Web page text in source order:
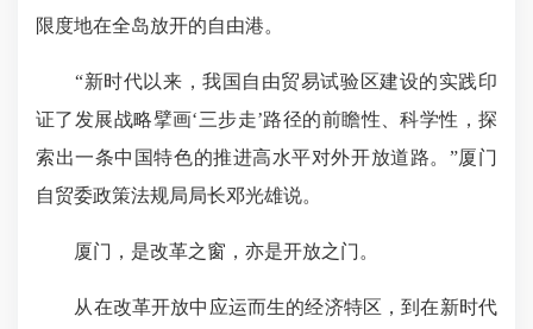
限度地在全岛放开的自由港。
“新时代以来，我国自由贸易试验区建设的实践印
证了发展战略擘画‘三步走’路径的前瞻性、科学性，探
索出一条中国特色的推进高水平对外开放道路。”厦门
自贸委政策法规局局长邓光雄说。
厦门，是改革之窗，亦是开放之门。
从在改革开放中应运而生的经济特区，到在新时代